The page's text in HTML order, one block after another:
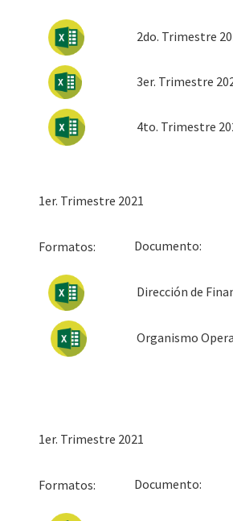
2do. Trimestre
3er. Trimestre
4to. Trimestre
1er. Trimestre 2021
Formatos:
Dirección de
Organismo
1er. Trimestre 2021
Formatos: